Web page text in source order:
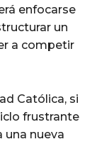
enfocarse
un
a competir
Católica, si
frustrante
una nueva